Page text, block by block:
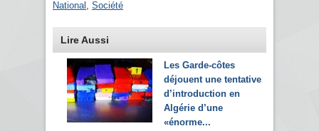
National Société
Lire Aussi
Les Garde-côtes
déjouent une tentative
d’introduction en
Algérie d’une
«énorme...